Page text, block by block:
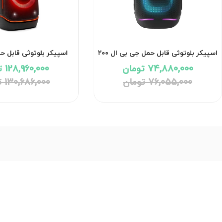
اسپیکر بلوتوثی قابل حمل جی بی ال ۲۰۰
ماهه شرکتی
74,880,000 تومان
76,055,000 تومان
اسپیکر بلوتوثی
گارانتی 18 ماهه شرکتی
128,960,000 تومان
130,686,000 تومان